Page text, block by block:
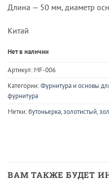
Длина — 50 мм, диаметр
Китай
Нет в наличии
Артикул: MF-006
Категории:Фурнитура и основы
фурнитура
Метки:бутоньерка,золотистый,
ВАМ ТАКЖЕ БУДЕТ